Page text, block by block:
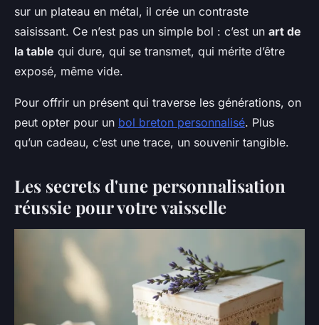
sur un plateau en métal, il crée un contraste
saisissant. Ce n’est pas un simple bol : c’est un art de
la table qui dure, qui se transmet, qui mérite d’être
exposé, même vide.
Pour offrir un présent qui traverse les générations, on
peut opter pour un bol breton personnalisé. Plus
qu’un cadeau, c’est une trace, un souvenir tangible.
Les secrets d'une personnalisation
réussie pour votre vaisselle